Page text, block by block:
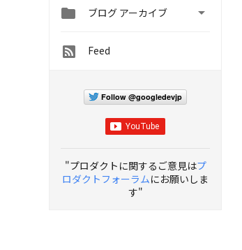
 ブログ アーカイブ 
Feed
Follow @googledevjp
"プロダクトに関するご意見はプ
ロダクトフォーラムにお願いしま
す"